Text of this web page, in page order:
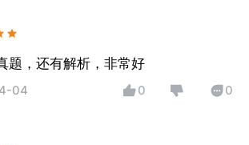
题，还有解析，非常好
04 0 0